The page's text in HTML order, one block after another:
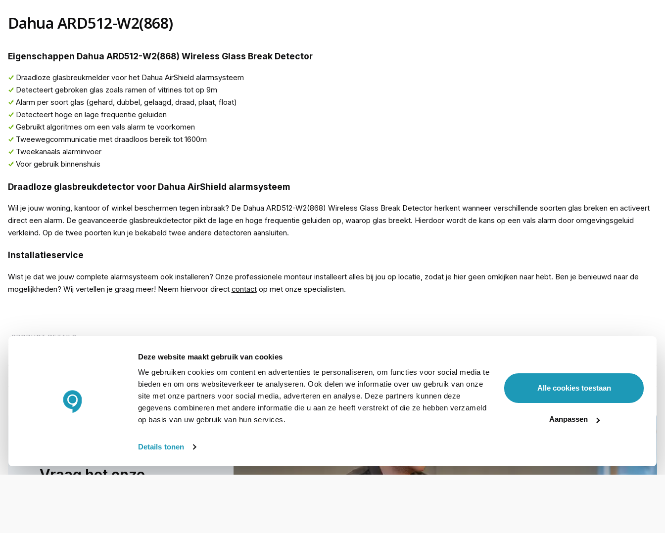
Deze website maakt gebruik van cookies
We gebruiken cookies om content en advertenties te personaliseren, om functies voor social media te
bieden en om ons websiteverkeer te analyseren. Ook delen we informatie over uw gebruik van onze
site met onze partners voor social media, adverteren en analyse. Deze partners kunnen deze
gegevens combineren met andere informatie die u aan ze heeft verstrekt of die ze hebben verzameld
op basis van uw gebruik van hun services.
Details tonen
Alle cookies toestaan
Aanpassen
Dahua ARD512-W2(868)
Eigenschappen Dahua ARD512-W2(868) Wireless Glass Break Detector
Draadloze glasbreukmelder voor het Dahua AirShield alarmsysteem
Detecteert gebroken glas zoals ramen of vitrines tot op 9m
Alarm per soort glas (gehard, dubbel, gelaagd, draad, plaat, float)
Detecteert hoge en lage frequentie geluiden
Gebruikt algoritmes om een vals alarm te voorkomen
Tweewegcommunicatie met draadloos bereik tot 1600m
Tweekanaals alarminvoer
Voor gebruik binnenshuis
Draadloze glasbreukdetector voor Dahua AirShield alarmsysteem
Wil je jouw woning, kantoor of winkel beschermen tegen inbraak? De Dahua ARD512-W2(868) Wireless Glass Break Detector herkent wanneer verschillende soorten glas breken en activeert
direct een alarm. De geavanceerde glasbreukdetector pikt de lage en hoge frequentie geluiden op, waarop glas breekt. Hierdoor wordt de kans op een vals alarm door omgevingsgeluid
verkleind. Op de twee poorten kun je bekabeld twee andere detectoren aansluiten.
Installatieservice
Wist je dat we jouw complete alarmsysteem ook installeren? Onze professionele monteur installeert alles bij jou op locatie, zodat je hier geen omkijken naar hebt. Ben je benieuwd naar de
mogelijkheden? Wij vertellen je graag meer! Neem hiervoor direct contactop met onze specialisten.
PRODUCT DETAILS
ARD512-W2(868)
Vraag het onze